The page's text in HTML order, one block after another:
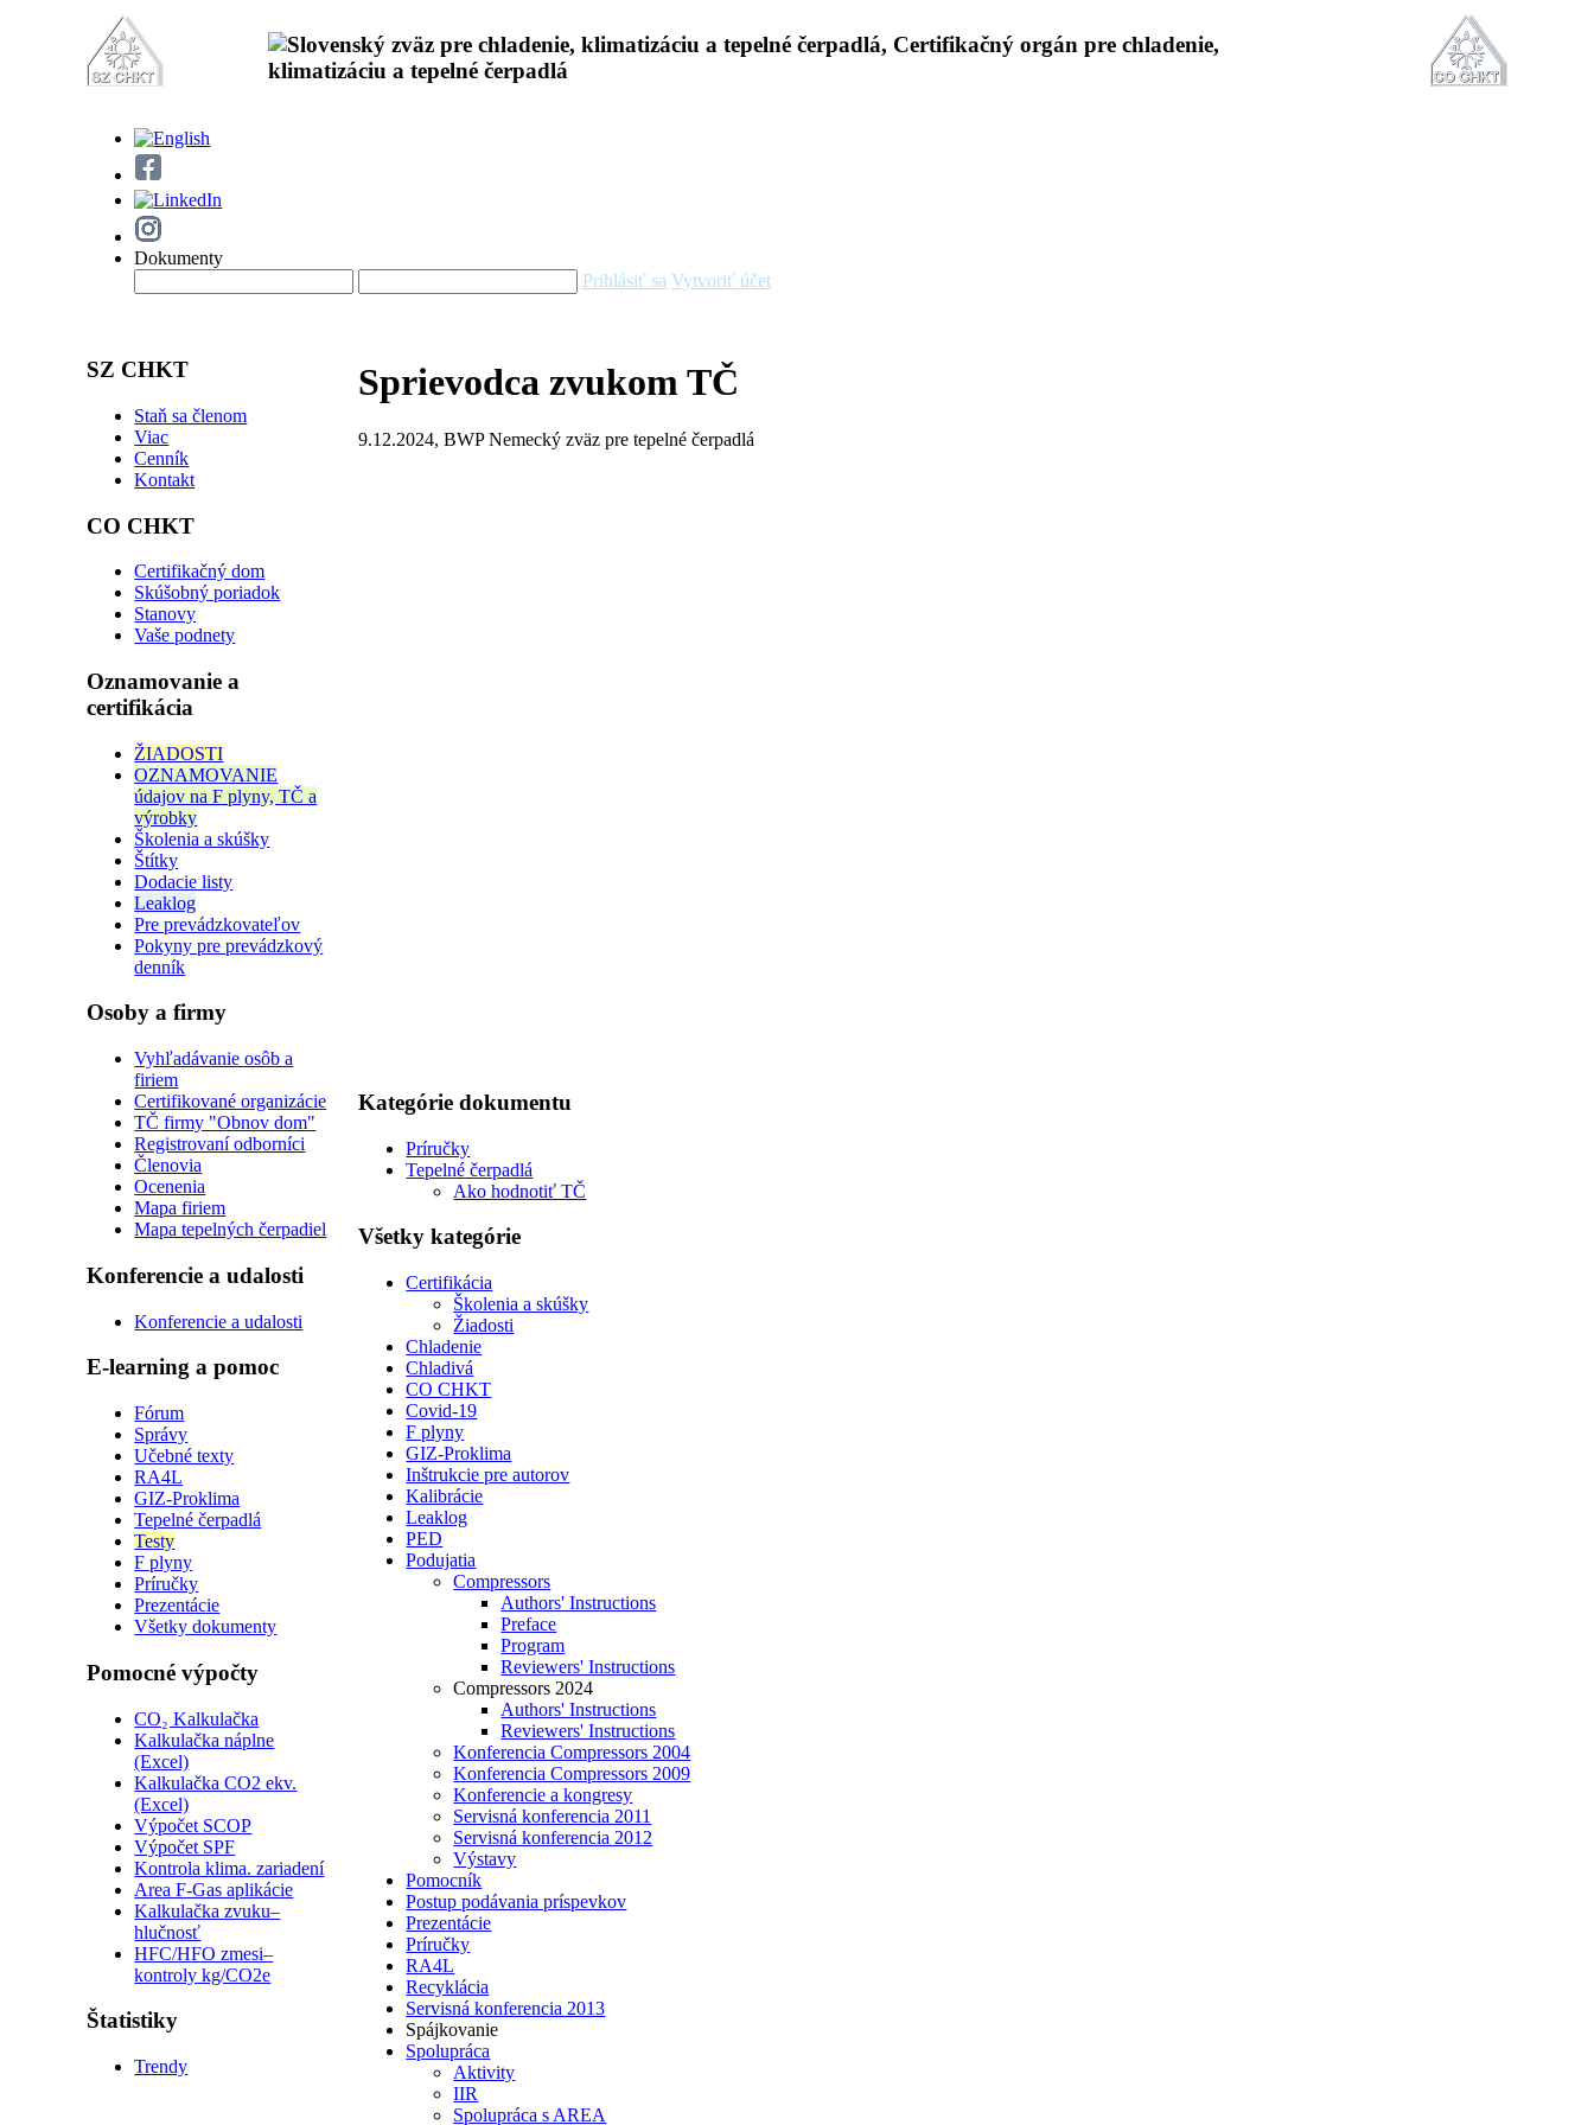
Dokumenty
Prihlásiť sa Vytvoriť účet
SZ CHKT
Staň sa členom
Viac
Cenník
Kontakt
CO CHKT
Certifikačný dom
Skúšobný poriadok
Stanovy
Vaše podnety
Oznamovanie a
certifikácia
ŽIADOSTI
OZNAMOVANIE
údajov na F plyny, TČ a
výrobky
Školenia a skúšky
Štítky
Dodacie listy
Leaklog
Pre prevádzkovateľov
Pokyny pre prevádzkový
denník
Osoby a firmy
Vyhľadávanie osôb a
firiem
Certifikované organizácie
TČ firmy "Obnov dom"
Registrovaní odborníci
Členovia
Ocenenia
Mapa firiem
Mapa tepelných čerpadiel
Konferencie a udalosti
Konferencie a udalosti
E-learning a pomoc
Fórum
Správy
Učebné texty
RA4L
GIZ-Proklima
Tepelné čerpadlá
Testy
F plyny
Príručky
Prezentácie
Všetky dokumenty
Pomocné výpočty
CO₂ Kalkulačka
Kalkulačka náplne
(Excel)
Kalkulačka CO2 ekv.
(Excel)
Výpočet SCOP
Výpočet SPF
Kontrola klima. zariadení
Area F-Gas aplikácie
Kalkulačka zvuku–
hlučnosť
HFC/HFO zmesi–
kontroly kg/CO2e
Štatistiky
Trendy
Sprievodca zvukom TČ
9.12.2024, BWP Nemecký zväz pre tepelné čerpadlá
Kategórie dokumentu
Príručky
Tepelné čerpadlá
Ako hodnotiť TČ
Všetky kategórie
Certifikácia
Školenia a skúšky
Žiadosti
Chladenie
Chladivá
CO CHKT
Covid-19
F plyny
GIZ-Proklima
Inštrukcie pre autorov
Kalibrácie
Leaklog
PED
Podujatia
Compressors
Authors' Instructions
Preface
Program
Reviewers' Instructions
Compressors 2024
Authors' Instructions
Reviewers' Instructions
Konferencia Compressors 2004
Konferencia Compressors 2009
Konferencie a kongresy
Servisná konferencia 2011
Servisná konferencia 2012
Výstavy
Pomocník
Postup podávania príspevkov
Prezentácie
Príručky
RA4L
Recyklácia
Servisná konferencia 2013
Spájkovanie
Spolupráca
Aktivity
IIR
Spolupráca s AREA